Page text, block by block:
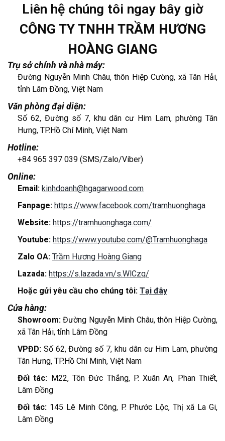
Liên hệ chúng tôi ngay bây giờ
CÔNG TY TNHH TRẦM HƯƠNG
HOÀNG GIANG
Trụ sở chính và nhà máy:
Đường Nguyễn Minh Châu, thôn Hiệp Cường, xã Tân Hải,
tỉnh Lâm Đồng, Việt Nam
Văn phòng đại diện:
Số 62, Đường số 7, khu dân cư Him Lam, phường Tân
Hưng, TP.Hồ Chí Minh, Việt Nam
Hotline:
+84 965 397 039 (SMS/Zalo/Viber)
Online:
Email: kinhdoanh@hgagarwood.com
Fanpage: https://www.facebook.com/tramhuonghaga
Website: https://tramhuonghaga.com/
Youtube: https://www.youtube.com/@Tramhuonghaga
Zalo OA: Trầm Hương Hoàng Giang
Lazada: https://s.lazada.vn/s.WlCzq/
Hoặc gửi yêu cầu cho chúng tôi: Tại đây
Cửa hàng:
Showroom:Đường Nguyễn Minh Châu, thôn Hiệp Cường,
xã Tân Hải, tỉnh Lâm Đồng
VPĐD: Số 62, Đường số 7, khu dân cư Him Lam, phường
Tân Hưng, TP.Hồ Chí Minh, Việt Nam
Đối tác: M22, Tôn Đức Thắng, P. Xuân An, Phan Thiết,
Lâm Đồng
Đối tác: 145 Lê Minh Công, P. Phước Lộc, Thị xã La Gi,
Lâm Đồng